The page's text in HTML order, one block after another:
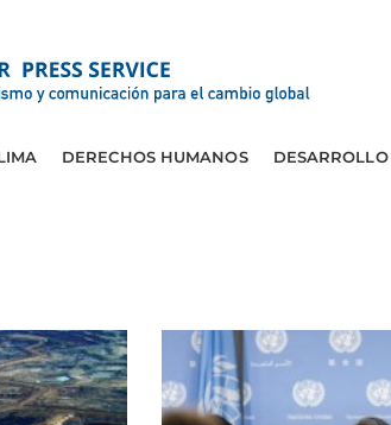
DERECHOS HUMANOS